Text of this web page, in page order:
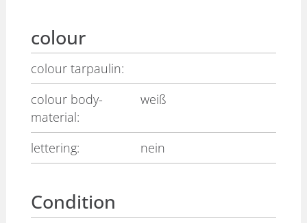
colour
colour tarpaulin:
colour body-
material:
weiß
lettering: nein
Condition